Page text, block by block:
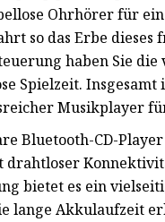
Ohrhörer für
so das Erbe
haben Sie
Spielzeit.
Musikplayer
Bluetooth-CD-
drahtloser
bietet es ein
lange Akkulaufzeit